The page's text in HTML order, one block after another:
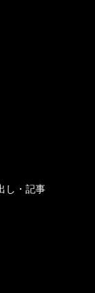
し・記事